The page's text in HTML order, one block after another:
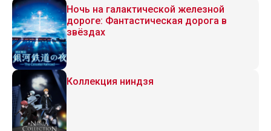
Ночь на галактической железной
дороге: Фантастическая дорога в
звёздах
Коллекция ниндзя